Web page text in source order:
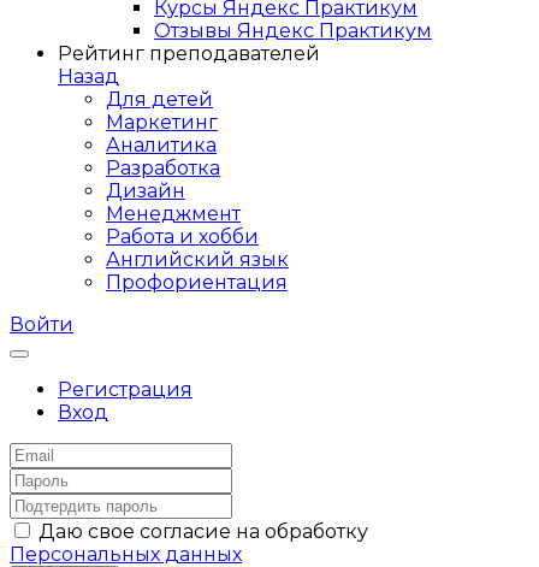
Курсы Яндекс Практикум
Отзывы Яндекс Практикум
Рейтинг преподавателей
Назад
Для детей
Маркетинг
Аналитика
Разработка
Дизайн
Менеджмент
Работа и хобби
Английский язык
Профориентация
Войти
Регистрация
Вход
Даю свое согласие на обработку
Персональных данных